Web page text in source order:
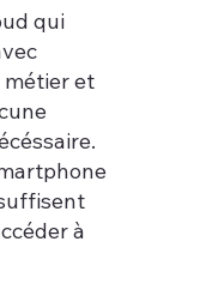
qui
métier et
à